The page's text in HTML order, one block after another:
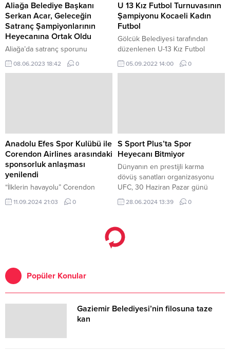
Aliağa Belediye Başkanı
Serkan Acar, Geleceğin
Satranç Şampiyonlarının
Heyecanına Ortak Oldu
Aliağa’da satranç sporunu
yaymayı ve küçük yaşlarda
çocuklara satranç sporunu
08.06.2023 18:42 0
U 13 Kız Futbol Turnuvasının
Şampiyonu Kocaeli Kadın
Futbol
Gölcük Belediyesi tarafından
düzenlenen U-13 Kız Futbol
Turnuvası’nda, Kocaeli Bayan
Futbol Takımı şampiyon oldu.
05.09.2022 14:00 0
Anadolu Efes Spor Kulübü ile
Corendon Airlines arasındaki
sponsorluk anlaşması
yenilendi
“İlklerin havayolu” Corendon
Airlines, sporun gelişimine katkı
sağlamak ve spor turizmini
dallarda pek çok spor kulübüne,
desteği sağlıyor.
11.09.2024 21:03 0
S Sport Plus’ta Spor
Heyecanı Bitmiyor
Dünyanın en prestijli karma
dövüş sanatları organizasyonu
UFC, 30 Haziran Pazar günü
unutulmaz bir geceye ev sahipliği
yapmaya hazırlanıyor.
28.06.2024 13:39 0
Popüler Konular
Gaziemir Belediyesi’nin filosuna taze
kan